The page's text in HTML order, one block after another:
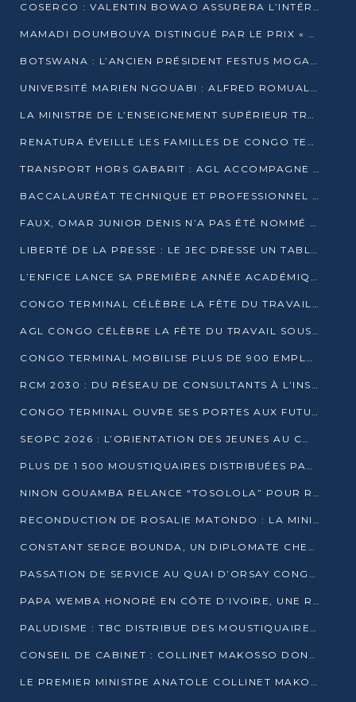
COSERCO : VALENTIN BOWAO ASSURERA L’INTÉRIM À LA TÊTE DU BUREAU EXÉCUTIF NATIONAL
MAMADI DOUMBOUYA DISTINGUÉ PAR LE PRIX « SUPER GRAND BÂTISSEUR BABACAR N’DIAYE »
BOTSWANA : L’ANCIEN PRÉSIDENT FESTUS MOGAE EST MORT À 86 ANS
UNIVERSITÉ MARIEN NGOUABI : ALFRED ROMUALD NGUYA POATY SOUTIENT UNE THÈSE SUR LE PARADOXE DE LA CROISSANCE EN ZONE CEMAC
LA MINISTRE DE L’ENSEIGNEMENT SUPÉRIEUR TRACE SA FEUILLE DE ROUTE
RENATURA ÉVEILLE LES FAMILLES DE CONGO TERMINAL À LA PROTECTION DE L’ENVIRONNEMENT
TRANSPORT HORS GABARIT : AGL ACCOMPAGNE LE DÉVELOPPEMENT DU SECTEUR BRASSICOLE AU CONGO
BACCALAURÉAT TECHNIQUE ET PROFESSIONNEL : 16 352 CANDIDATS LANCÉS DANS LES ÉPREUVES D’EPS
FAUX, OMAR JUNIOR DENIS N’A PAS ÉTÉ NOMMÉ AIDE DE CAMP ADJOINT DE DENIS SASSOU NGUESSO
LIBERTÉ DE LA PRESSE : LE JEC DRESSE UN TABLEAU PRÉOCCUPANT AU CONGO
L’ENFICE LANCE SA PREMIÈRE ANNÉE ACADÉMIQUE AVEC 100 FUTURS ENSEIGNANTS
CONGO TERMINAL CÉLÈBRE LA FÊTE DU TRAVAIL AVEC SES COLLABORATEURS À POINTE-NOIRE
AGL CONGO CÉLÈBRE LA FÊTE DU TRAVAIL SOUS LE SIGNE DE LA COHÉSION
CONGO TERMINAL MOBILISE PLUS DE 900 EMPLOYÉS AUTOUR DE LA SÉCURITÉ AU TRAVAIL
RCM 2030 : DU RÉSEAU DE CONSULTANTS À L’INSTRUMENT DE PUISSANCE EN AFRIQUE FRANCOPHONE
CONGO TERMINAL OUVRE SES PORTES AUX FUTURS INGÉNIEURS AU FORUM DES MÉTIERS D’UCAC-ICAM
SEOPC 2026 : L’ORIENTATION DES JEUNES AU CŒUR DE LA DEUXIÈME ÉDITION
PLUS DE 1 500 MOUSTIQUAIRES DISTRIBUÉES PAR AGL ET CONGO TERMINAL DANS LA LUTTE CONTRE LE PALUDISME
NINON GOUAMBA RELANCE “TOSOLOLA” POUR RENFORCER LE DIALOGUE AVEC LES CITOYENS
RECONDUCTION DE ROSALIE MATONDO : LA MINISTRE PROMET D’ACCÉLÉRER LE TRAITEMENT DES DOSSIERS ET DE RELEVER DE NOUVEAUX DÉFIS
CONSTANT SERGE BOUNDA, UN DIPLOMATE CHEVRONNÉ AUX COMMANDES DES AFFAIRES ÉTRANGÈRES
PASSATION DE SERVICE AU QUAI D’ORSAY CONGOLAIS : GAKOSSO PASSE LE FLAMBEAU À BOUNDA
PAPA WEMBA HONORÉ EN CÔTE D’IVOIRE, UNE RUE PORTE DÉSORMAIS SON NOM
PALUDISME : TBC DISTRIBUE DES MOUSTIQUAIRES DANS DEUX CSI DE BRAZZAVILLE
CONSEIL DE CABINET : COLLINET MAKOSSO DONNE SES DERNIÈRES ORIENTATIONS
LE PREMIER MINISTRE ANATOLE COLLINET MAKOSSO DÉMISSIONNE AVEC SON GOUVERNEMENT